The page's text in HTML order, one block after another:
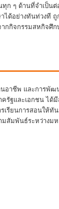
ก ๆ ด้านที่จำเป็น
ได้อย่างทันท่วงที
กิจกรรมสหกิจศึก
นอาชีพ และการพั
าครัฐและเอกชน
เรียนการสอนให้ทั
ามสัมพันธ์ระหว่า